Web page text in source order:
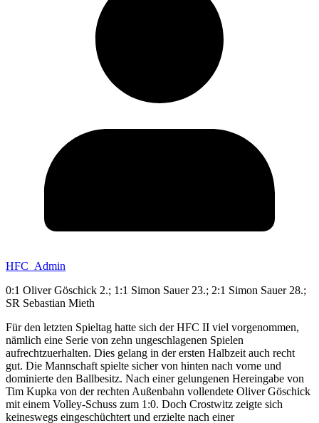
HFC_Admin
0:1 Oliver Göschick 2.; 1:1 Simon Sauer 23.; 2:1 Simon Sauer 28.;
SR Sebastian Mieth
Für den letzten Spieltag hatte sich der HFC II viel vorgenommen,
nämlich eine Serie von zehn ungeschlagenen Spielen
aufrechtzuerhalten. Dies gelang in der ersten Halbzeit auch recht
gut. Die Mannschaft spielte sicher von hinten nach vorne und
dominierte den Ballbesitz. Nach einer gelungenen Hereingabe von
Tim Kupka von der rechten Außenbahn vollendete Oliver Göschick
mit einem Volley-Schuss zum 1:0. Doch Crostwitz zeigte sich
keineswegs eingeschüchtert und erzielte nach einer